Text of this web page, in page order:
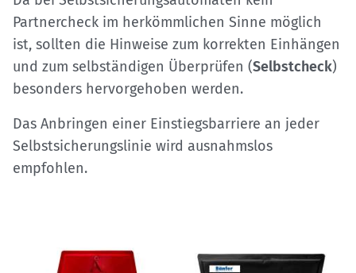
Partnercheck im herkömmlichen Sinne möglich
ist, sollten die Hinweise zum korrekten Einhängen
und zum selbständigen Überprüfen (Selbstcheck)
besonders hervorgehoben werden.
Das Anbringen einer Einstiegsbarriere an jeder
Selbstsicherungslinie wird ausnahmslos
empfohlen.